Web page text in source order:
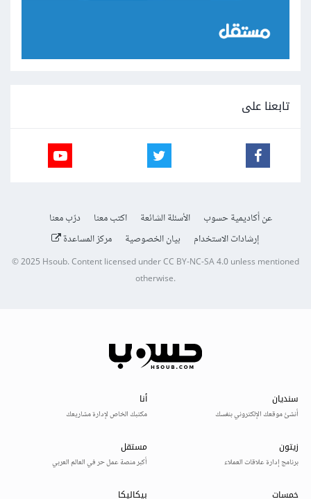
تابعنا على
عن أكاديمية حسوب الأسئلة الشائعة اكتب معنا
درّب معنا
إرشادات الاستخدام
بيان الخصوصية مركز المساعدة
© 2025Hsoub.Content licensed underCC BY-NC-SA 4.0unless mentioned
otherwise.